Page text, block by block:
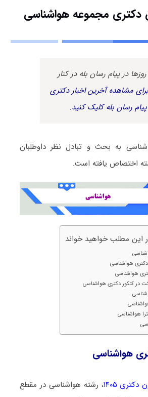
دکتری مجموعه هواشناسی
در پیام رسان بله در کنار
برای مشاهده آخرین اخبار دکتری
رسان بله کلیک کنید.
به بحث و تبادل نظر داوطلبان
اختصاص یافته است.
این مطلب خواهید خواند
هواشناسی
هواشناسی
در کنکور دکتری هواشناسی
هواشناسی
هواشناسی
۱۴۰۵
، رشته هواشناسی در مقطع